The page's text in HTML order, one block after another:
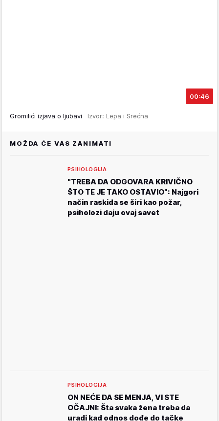
00:46
Gromilići izjava o ljubavi Izvor: Lepa i Srećna
MOŽDA ĆE VAS ZANIMATI
PSIHOLOGIJA
"TREBA DA ODGOVARA KRIVIČNO
ŠTO TE JE TAKO OSTAVIO": Najgori
način raskida se širi kao požar,
psiholozi daju ovaj savet
PSIHOLOGIJA
ON NEĆE DA SE MENJA, VI STE
OČAJNI: Šta svaka žena treba da
uradi kad odnos dođe do tačke